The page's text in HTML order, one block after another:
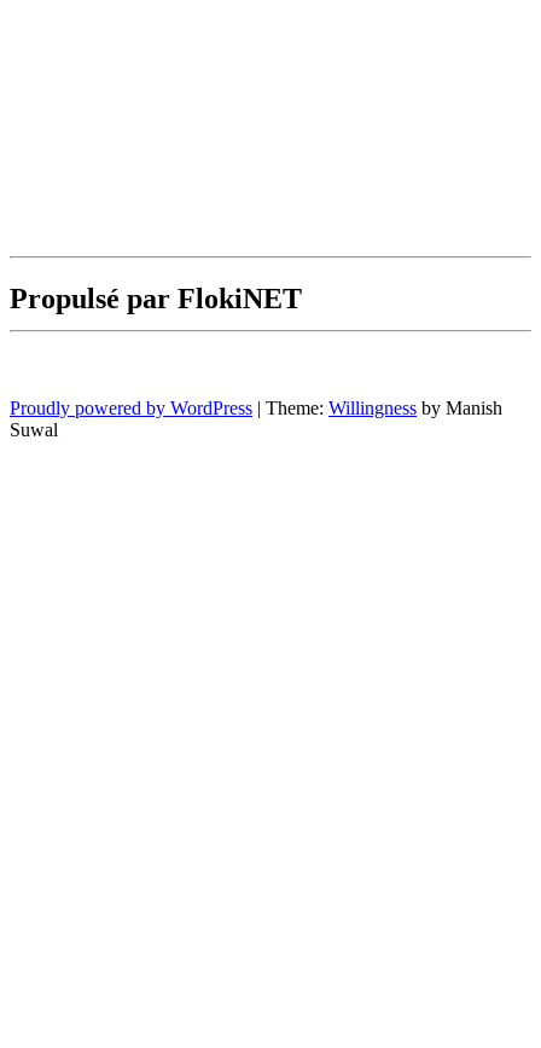
Propulsé par FlokiNET
Proudly powered by WordPress | Theme: Willingness by Manish
Suwal